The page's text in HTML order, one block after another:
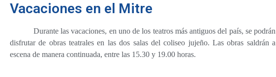
Vacaciones en el Mitre
Durante las vacaciones, en uno de los teatros más antiguos del país, se podrán
disfrutar de obras teatrales en las dos salas del coliseo jujeño. Las obras saldrán a
escena de manera continuada, entre las 15.30 y 19.00 horas.